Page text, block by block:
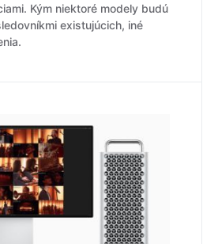
Kým niektoré modely budú
existujúcich, iné